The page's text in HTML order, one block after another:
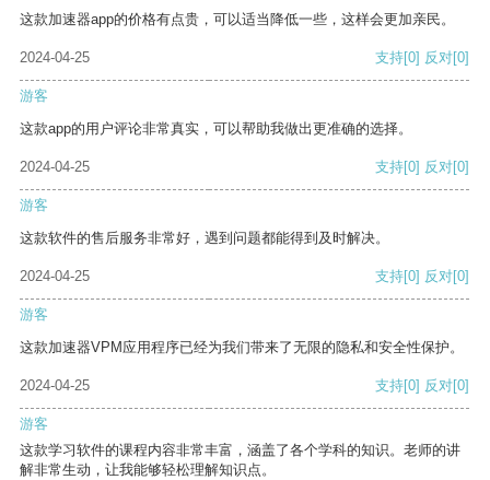
这款加速器app的价格有点贵，可以适当降低一些，这样会更加亲民。
2024-04-25 支持[0] 反对[0]
游客
这款app的用户评论非常真实，可以帮助我做出更准确的选择。
2024-04-25 支持[0] 反对[0]
游客
这款软件的售后服务非常好，遇到问题都能得到及时解决。
2024-04-25 支持[0] 反对[0]
游客
这款加速器VPM应用程序已经为我们带来了无限的隐私和安全性保护。
2024-04-25 支持[0] 反对[0]
游客
这款学习软件的课程内容非常丰富，涵盖了各个学科的知识。老师的讲
解非常生动，让我能够轻松理解知识点。